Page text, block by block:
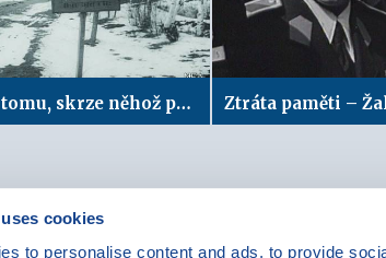
cookies
to personalise content and ads, to provide
Běda tomu, skrze něhož přichází pohoršení